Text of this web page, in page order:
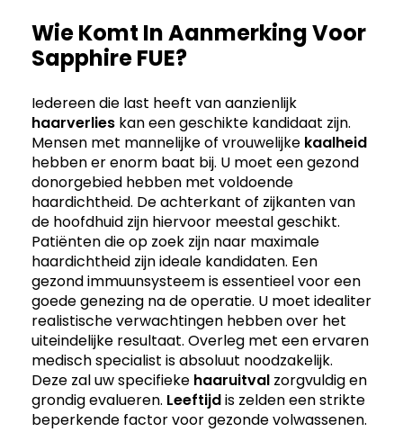
Wie Komt In Aanmerking Voor
Sapphire FUE?
Iedereen die last heeft van aanzienlijk
haarverlies kan een geschikte kandidaat zijn.
Mensen met mannelijke of vrouwelijke kaalheid
hebben er enorm baat bij. U moet een gezond
donorgebied hebben met voldoende
haardichtheid. De achterkant of zijkanten van
de hoofdhuid zijn hiervoor meestal geschikt.
Patiënten die op zoek zijn naar maximale
haardichtheid zijn ideale kandidaten. Een
gezond immuunsysteem is essentieel voor een
goede genezing na de operatie. U moet idealiter
realistische verwachtingen hebben over het
uiteindelijke resultaat. Overleg met een ervaren
medisch specialist is absoluut noodzakelijk.
Deze zal uw specifieke haaruitval zorgvuldig en
grondig evalueren. Leeftijdis zelden een strikte
beperkende factor voor gezonde volwassenen.